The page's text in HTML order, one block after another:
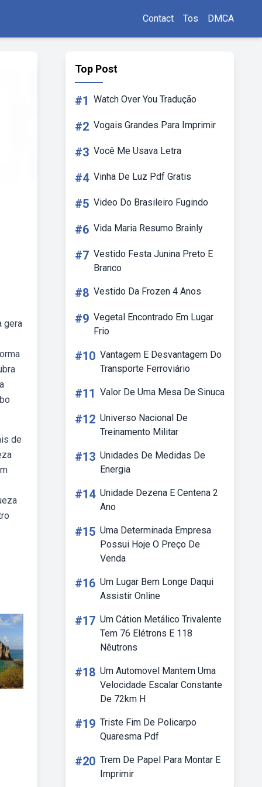
Contact Tos DMCA
gera
de
Top Post
#1 Watch Over You Tradução
#2 Vogais Grandes Para Imprimir
#3 Você Me Usava Letra
#4 Vinha De Luz Pdf Gratis
#5 Video Do Brasileiro Fugindo
#6 Vida Maria Resumo Brainly
#7 Vestido Festa Junina Preto E
Branco
#8 Vestido Da Frozen 4 Anos
#9 Vegetal Encontrado Em Lugar
Frio
#10 Vantagem E Desvantagem Do
Transporte Ferroviário
#11 Valor De Uma Mesa De Sinuca
#12 Universo Nacional De
Treinamento Militar
#13 Unidades De Medidas De
Energia
#14 Unidade Dezena E Centena 2
Ano
#15 Uma Determinada Empresa
Possui Hoje O Preço De
Venda
#16 Um Lugar Bem Longe Daqui
Assistir Online
#17 Um Cátion Metálico Trivalente
Tem 76 Elétrons E 118
Nêutrons
#18 Um Automovel Mantem Uma
Velocidade Escalar Constante
De 72km H
#19 Triste Fim De Policarpo
Quaresma Pdf
#20 Trem De Papel Para Montar E
Imprimir